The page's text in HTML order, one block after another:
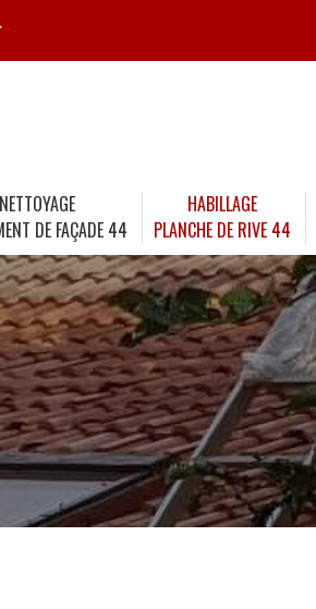
DE FAÇADE 44
HABILLAGE
PLANCHE DE RIVE 44